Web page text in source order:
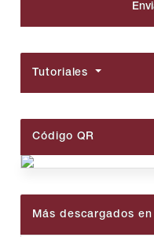
Tutoriales
Código QR
Más descargados